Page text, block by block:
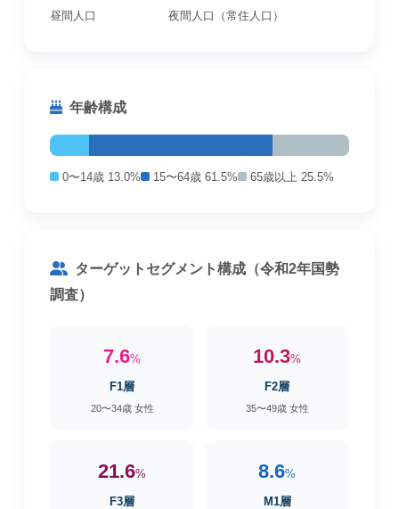
昼間人口 夜間人口（常住人口）
年齢構成
0〜14歳 13.0% 15〜64歳 61.5% 65歳以上 25.5%
ターゲットセグメント構成（令和2年国勢
調査）
7.6%
F1層
20〜34歳 女性
10.3%
F2層
35〜49歳 女性
21.6%
F3層
8.6%
M1層